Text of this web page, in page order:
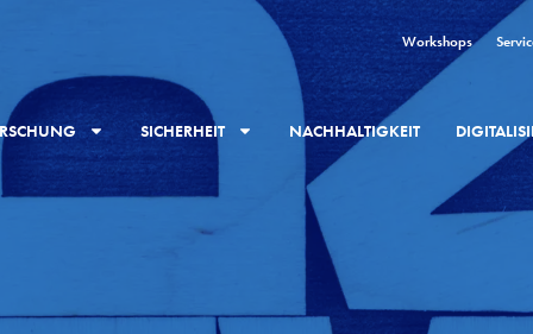
Workshops
SICHERHEIT NACHHALTIGKEIT